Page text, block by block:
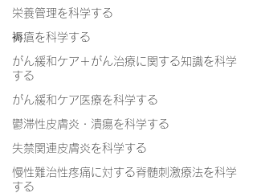
栄養管理を科学する
褥瘡を科学する
がん緩和ケア＋がん治療に関する知識を科学
する
がん緩和ケア医療を科学する
鬱滞性皮膚炎・潰瘍を科学する
失禁関連皮膚炎を科学する
慢性難治性疼痛に対する脊髄刺激療法を科学
する